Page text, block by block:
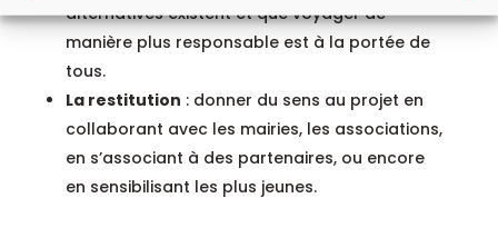
alternatives existent et que voyager de
manière plus responsable est à la portée de
tous.
La restitution : donner du sens au projet en
collaborant avec les mairies, les associations,
en s’associant à des partenaires, ou encore
en sensibilisant les plus jeunes.